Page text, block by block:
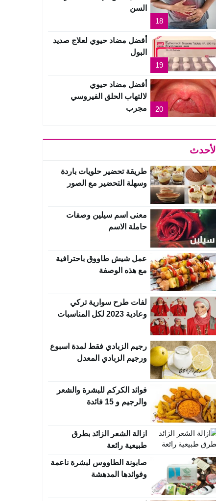
18
السن
19
أفضل مضاد حيوي لعلاج صديد
البول
20
أفضل مضاد حيوي
لالتهاب الحلق الفيروسي
مجرب
الأحدث
طريقة تحضير حلويات باردة
وسهلة التحضير مع الصور
معنى اسم سيلين وصفات
حاملة الاسم
عمل شيش طاووق باحترافية
مع هذه الوصفة
لفات طرح سوارية تركي
وعادية 2023 لكل المناسبات
رجيم الزبادي فقط لمدة اسبوع
ورجيم الزبادي المعدل
فوائد الكركم للبشرة والشعر
والرجيم و 15 فائدة
ازالة الشعر الزائد بطرق
طبيعية رائعة
صابونة الطاووس لبشرة ناعمة
وفوائدها المدهشة